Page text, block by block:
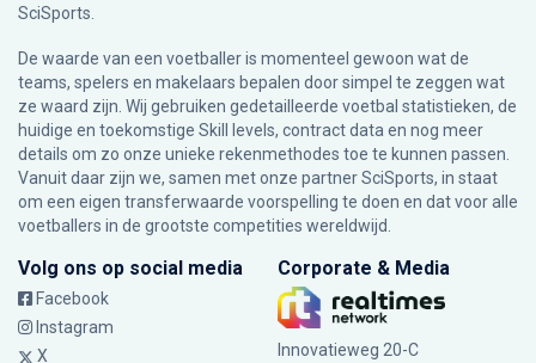
SciSports
De waarde van een voetballer is momenteel gewoon wat de
teams, spelers en makelaars bepalen door simpel te zeggen wat
ze waard zijn. Wij gebruiken gedetailleerde voetbal statistieken, de
huidige en toekomstige Skill levels, contract data en nog meer
details om zo onze unieke rekenmethodes toe te kunnen passen.
Vanuit daar zijn we, samen met onze partner SciSports, in staat
om een eigen transferwaarde voorspelling te doen en dat voor alle
voetballers in de grootste competities wereldwijd.
Volg ons op social media
Facebook
Instagram
X
Corporate & Media
Innovatieweg 20-C